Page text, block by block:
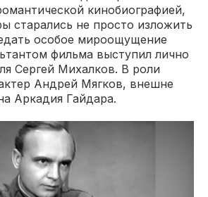
кинобиографией,
старались не просто изложить
особое мироощущение
фильма выступил лично
Сергей Михалков. В роли
Андрей Мягков, внешне
Аркадия Гайдара.